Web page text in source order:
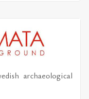
archaeological